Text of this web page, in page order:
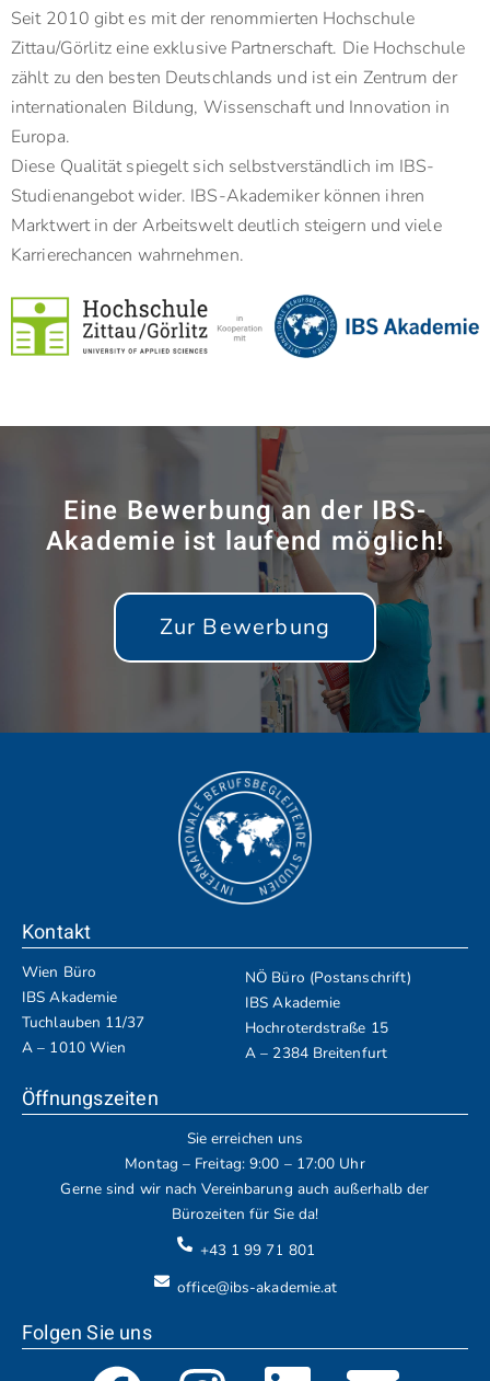
Seit 2010 gibt es mit der renommierten Hochschule
Zittau/Görlitz eine exklusive Partnerschaft. Die Hochschule
zählt zu den besten Deutschlands und ist ein Zentrum der
internationalen Bildung, Wissenschaft und Innovation in
Europa.
Diese Qualität spiegelt sich selbstverständlich im IBS-
Studienangebot wider. IBS-Akademiker können ihren
Marktwert in der Arbeitswelt deutlich steigern und viele
Karrierechancen wahrnehmen.
Eine Bewerbung an der IBS-
Akademie ist laufend möglich!
Zur Bewerbung
Kontakt
Wien Büro
IBS Akademie
Tuchlauben 11/37
A – 1010 Wien
NÖ Büro (Postanschrift)
IBS Akademie
Hochroterdstraße 15
A – 2384 Breitenfurt
Öffnungszeiten
Sie erreichen uns
Montag – Freitag: 9:00 – 17:00 Uhr
Gerne sind wir nach Vereinbarung auch außerhalb der
Bürozeiten für Sie da!
+43 1 99 71 801
office@ibs-akademie.at
Folgen Sie uns